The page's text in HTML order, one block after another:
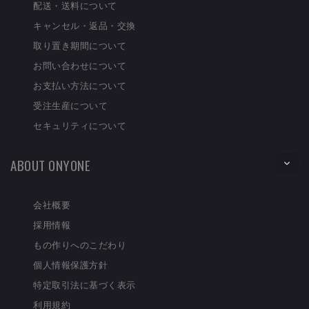
配送・送料について
キャンセル・返品・交換
取り置き期間について
お問い合わせについて
お支払い方法について
受注生産について
セキュリティについて
ABOUT ONYONE
会社概要
採用情報
もの作りへのこだわり
個人情報保護方針
特定取引法に基づく表示
利用規約